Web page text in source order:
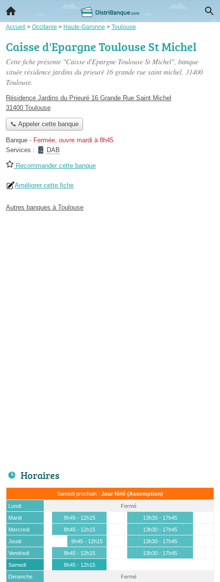
Accueil > Occitanie > Haute-Garonne > Toulouse
Caisse d'Epargne Toulouse St Michel
Cette fiche présente "Caisse d'Epargne Toulouse St Michel", banque
située résidence jardins du prieuré 16 grande rue saint michel, 31400
Toulouse.
Résidence Jardins du Prieuré 16 Grande Rue Saint Michel
31400 Toulouse
📞 Appeler cette banque
Banque - Fermée, ouvre mardi à 8h45
Services :
DAB
Recommander cette banque
Améliorer cette fiche
Autres banques à Toulouse
Horaires
Samedi prochain : Jour férié (Assomption)
Lundi
Fermé
Mardi
8h45 - 12h15
13h30 - 17h45
Mercredi
8h45 - 12h15
13h30 - 17h45
Jeudi
9h45 - 12h15
13h30 - 17h45
Vendredi
8h45 - 12h15
13h30 - 17h45
Samedi
8h45 - 12h15
Dimanche
Fermé